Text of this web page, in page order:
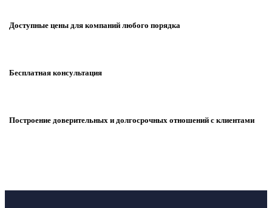
Доступные цены для компаний любого порядка
Бесплатная консультация
Построение доверительных и долгосрочных отношений с клиентами